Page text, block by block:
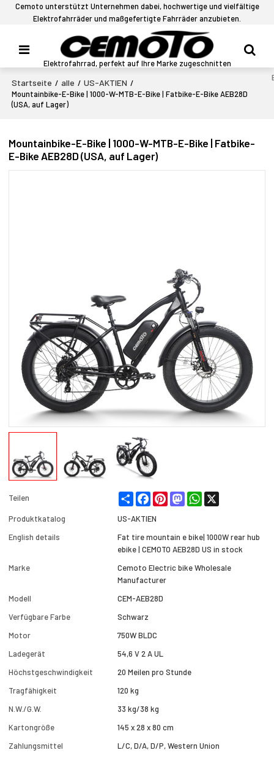
Cemoto unterstützt Unternehmen dabei, hochwertige und vielfältige
Elektrofahrräder und maßgefertigte Fahrräder anzubieten.
Elektrofahrrad, perfekt auf Ihre Marke zugeschnitten
Startseite / alle / US-AKTIEN /
Mountainbike-E-Bike | 1000-W-MTB-E-Bike | Fatbike-E-Bike AEB28D
(USA, auf Lager)
Mountainbike-E-Bike | 1000-W-MTB-E-Bike | Fatbike-
E-Bike AEB28D (USA, auf Lager)
Teilen Share FacebookPinterestMastodonWhatsApp
Produktkatalog
US-AKTIEN
English details
Fat tire mountain e bike| 1000W rear hub
ebike | CEMOTO AEB28D US in stock
Marke
Cemoto Electric bike Wholesale
Manufacturer
Modell
CEM-AEB28D
Verfügbare Farbe
Schwarz
Motor
750W BLDC
Ladegerät
54,6 V 2 A UL
Höchstgeschwindigkeit
20 Meilen pro Stunde
Tragfähigkeit
120 kg
N.W./G.W.
33 kg/38 kg
Kartongröße
145 x 28 x 80 cm
Zahlungsmittel
L/C, D/A, D/P, Western Union